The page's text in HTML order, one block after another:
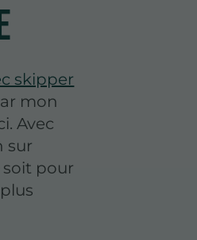
skipper
mon
Avec
sur
soit pour